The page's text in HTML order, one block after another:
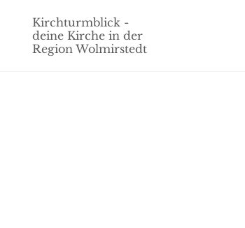
Kirchturmblick -
deine Kirche in der
Region Wolmirstedt